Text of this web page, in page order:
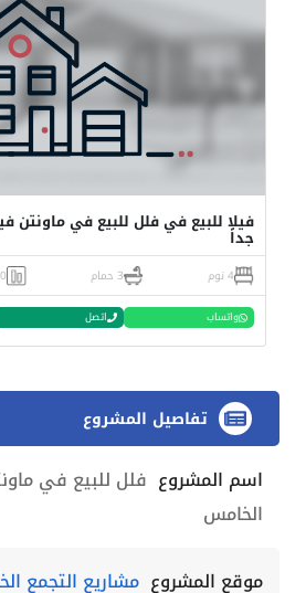
فيلا للبيع في فلل للبيع في ماونتن
جداً
4 نوم 3 حمام
واتساب اتصل
تفاصيل المشروع
اسم المشروع فلل للبيع في
الخامس
موقع المشروع مشاريع التجمع